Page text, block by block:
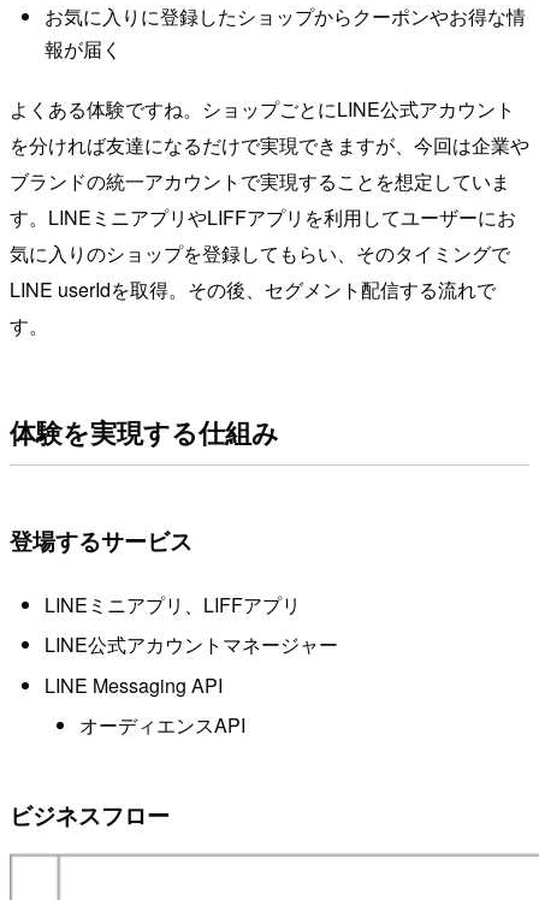
お気に入りに登録したショップからクーポンやお得な情
報が届く
よくある体験ですね。ショップごとにLINE公式アカウント
を分ければ友達になるだけで実現できますが、今回は企業や
ブランドの統一アカウントで実現することを想定していま
す。LINEミニアプリやLIFFアプリを利用してユーザーにお
気に入りのショップを登録してもらい、そのタイミングで
LINE userIdを取得。その後、セグメント配信する流れで
す。
体験を実現する仕組み
登場するサービス
LINEミニアプリ、LIFFアプリ
LINE公式アカウントマネージャー
LINE Messaging API
オーディエンスAPI
ビジネスフロー